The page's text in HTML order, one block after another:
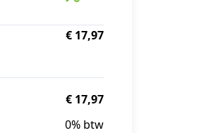
€ 17,97
€ 17,97
0% btw